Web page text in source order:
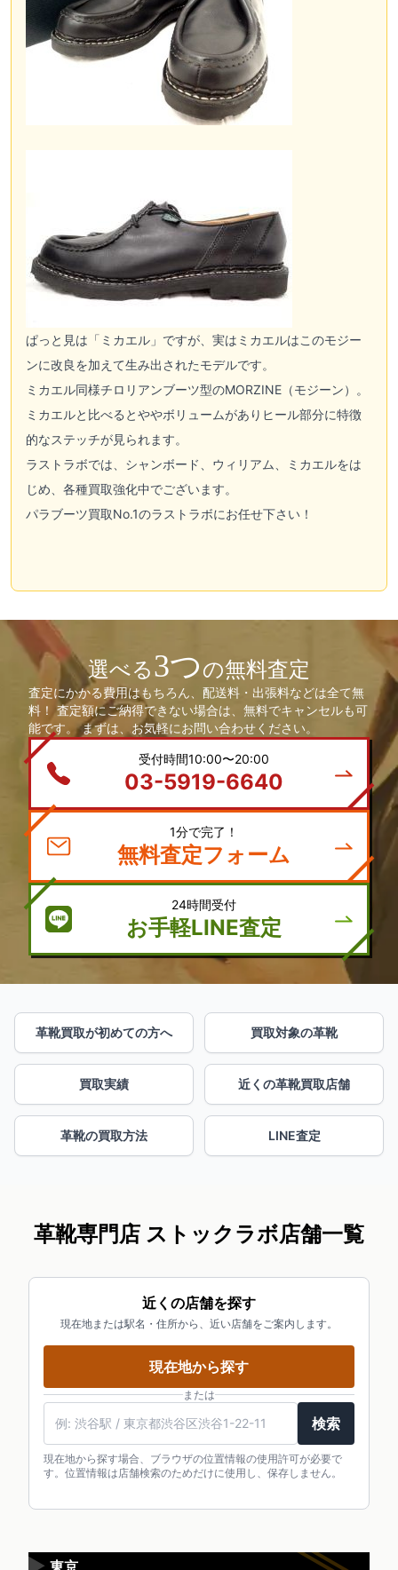
ぱっと見は「ミカエル」ですが、実はミカエルはこのモジー
ンに改良を加えて生み出されたモデルです。
ミカエル同様チロリアンブーツ型のMORZINE（モジーン）。
ミカエルと比べるとややボリュームがありヒール部分に特徴
的なステッチが見られます。
ラストラボでは、シャンボード、ウィリアム、ミカエルをは
じめ、各種買取強化中でございます。
パラブーツ買取No.1のラストラボにお任せ下さい！
選べる3つの無料査定
査定にかかる費用はもちろん、配送料・出張料などは全て無
料！ 査定額にご納得できない場合は、無料でキャンセルも可
能です。 まずは、お気軽にお問い合わせください。
受付時間10:00〜20:00
03-5919-6640
1分で完了！
無料査定フォーム
24時間受付
お手軽LINE査定
革靴買取が初めての方へ 買取対象の革靴
買取実績 近くの革靴買取店舗
革靴の買取方法 LINE査定
革靴専門店 ストックラボ店舗一覧
近くの店舗を探す
現在地または駅名・住所から、近い店舗をご案内します。
現在地から探す
または
検索
現在地から探す場合、ブラウザの位置情報の使用許可が必要で
す。位置情報は店舗検索のためだけに使用し、保存しません。
東京